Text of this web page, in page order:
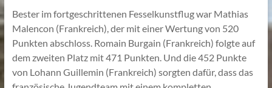
Bester im fortgeschrittenen Fesselkunstflug war Mathias
Malencon (Frankreich), der mit einer Wertung von 520
Punkten abschloss. Romain Burgain (Frankreich) folgte auf
dem zweiten Platz mit 471 Punkten. Und die 452 Punkte
von Lohann Guillemin (Frankreich) sorgten dafür, dass das